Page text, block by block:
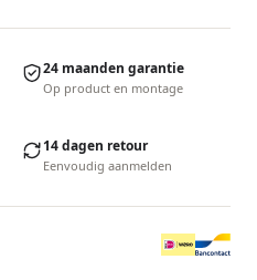
24 maanden garantie
Op product en montage
14 dagen retour
Eenvoudig aanmelden